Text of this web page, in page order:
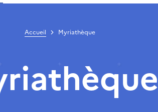
Accueil Myriathèque